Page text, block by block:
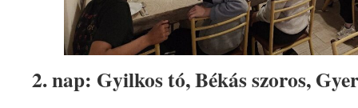
2. nap: Gyilkos tó, Békás szoros,